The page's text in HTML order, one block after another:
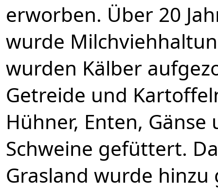
erworben. Über 20
wurde
wurden Kälber
Getreide und
Hühner, Enten, Gänse
Schweine gefüttert.
Grasland wurde hinzu